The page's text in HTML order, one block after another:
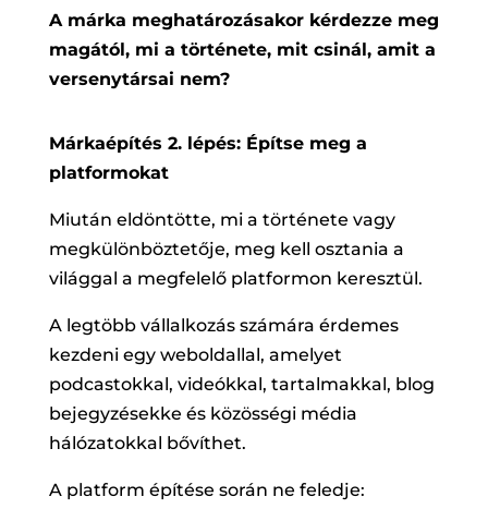
A márka meghatározásakor kérdezze meg
magától, mi a története, mit csinál, amit a
versenytársai nem?
Márkaépítés 2. lépés: Építse meg a
platformokat
Miután eldöntötte, mi a története vagy
megkülönböztetője, meg kell osztania a
világgal a megfelelő platformon keresztül.
A legtöbb vállalkozás számára érdemes
kezdeni egy weboldallal, amelyet
podcastokkal, videókkal, tartalmakkal, blog
bejegyzésekke és közösségi média
hálózatokkal bővíthet.
A platform építése során ne feledje: